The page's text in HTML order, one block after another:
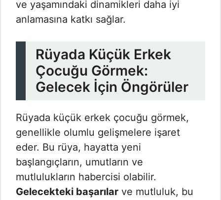
ve yaşamındaki dinamikleri daha iyi
anlamasına katkı sağlar.
Rüyada Küçük Erkek
Çocuğu Görmek:
Gelecek İçin Öngörüler
Rüyada küçük erkek çocuğu görmek,
genellikle olumlu gelişmelere işaret
eder. Bu rüya, hayatta yeni
başlangıçların, umutların ve
mutlulukların habercisi olabilir.
Gelecekteki başarılar ve mutluluk, bu